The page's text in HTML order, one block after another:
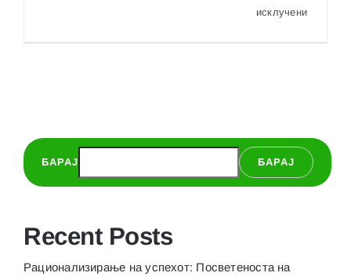
исклученина
POFIX:
БАРАЈ БАРАЈ
Recent Posts
Рационализирање на успехот: Посветеноста на